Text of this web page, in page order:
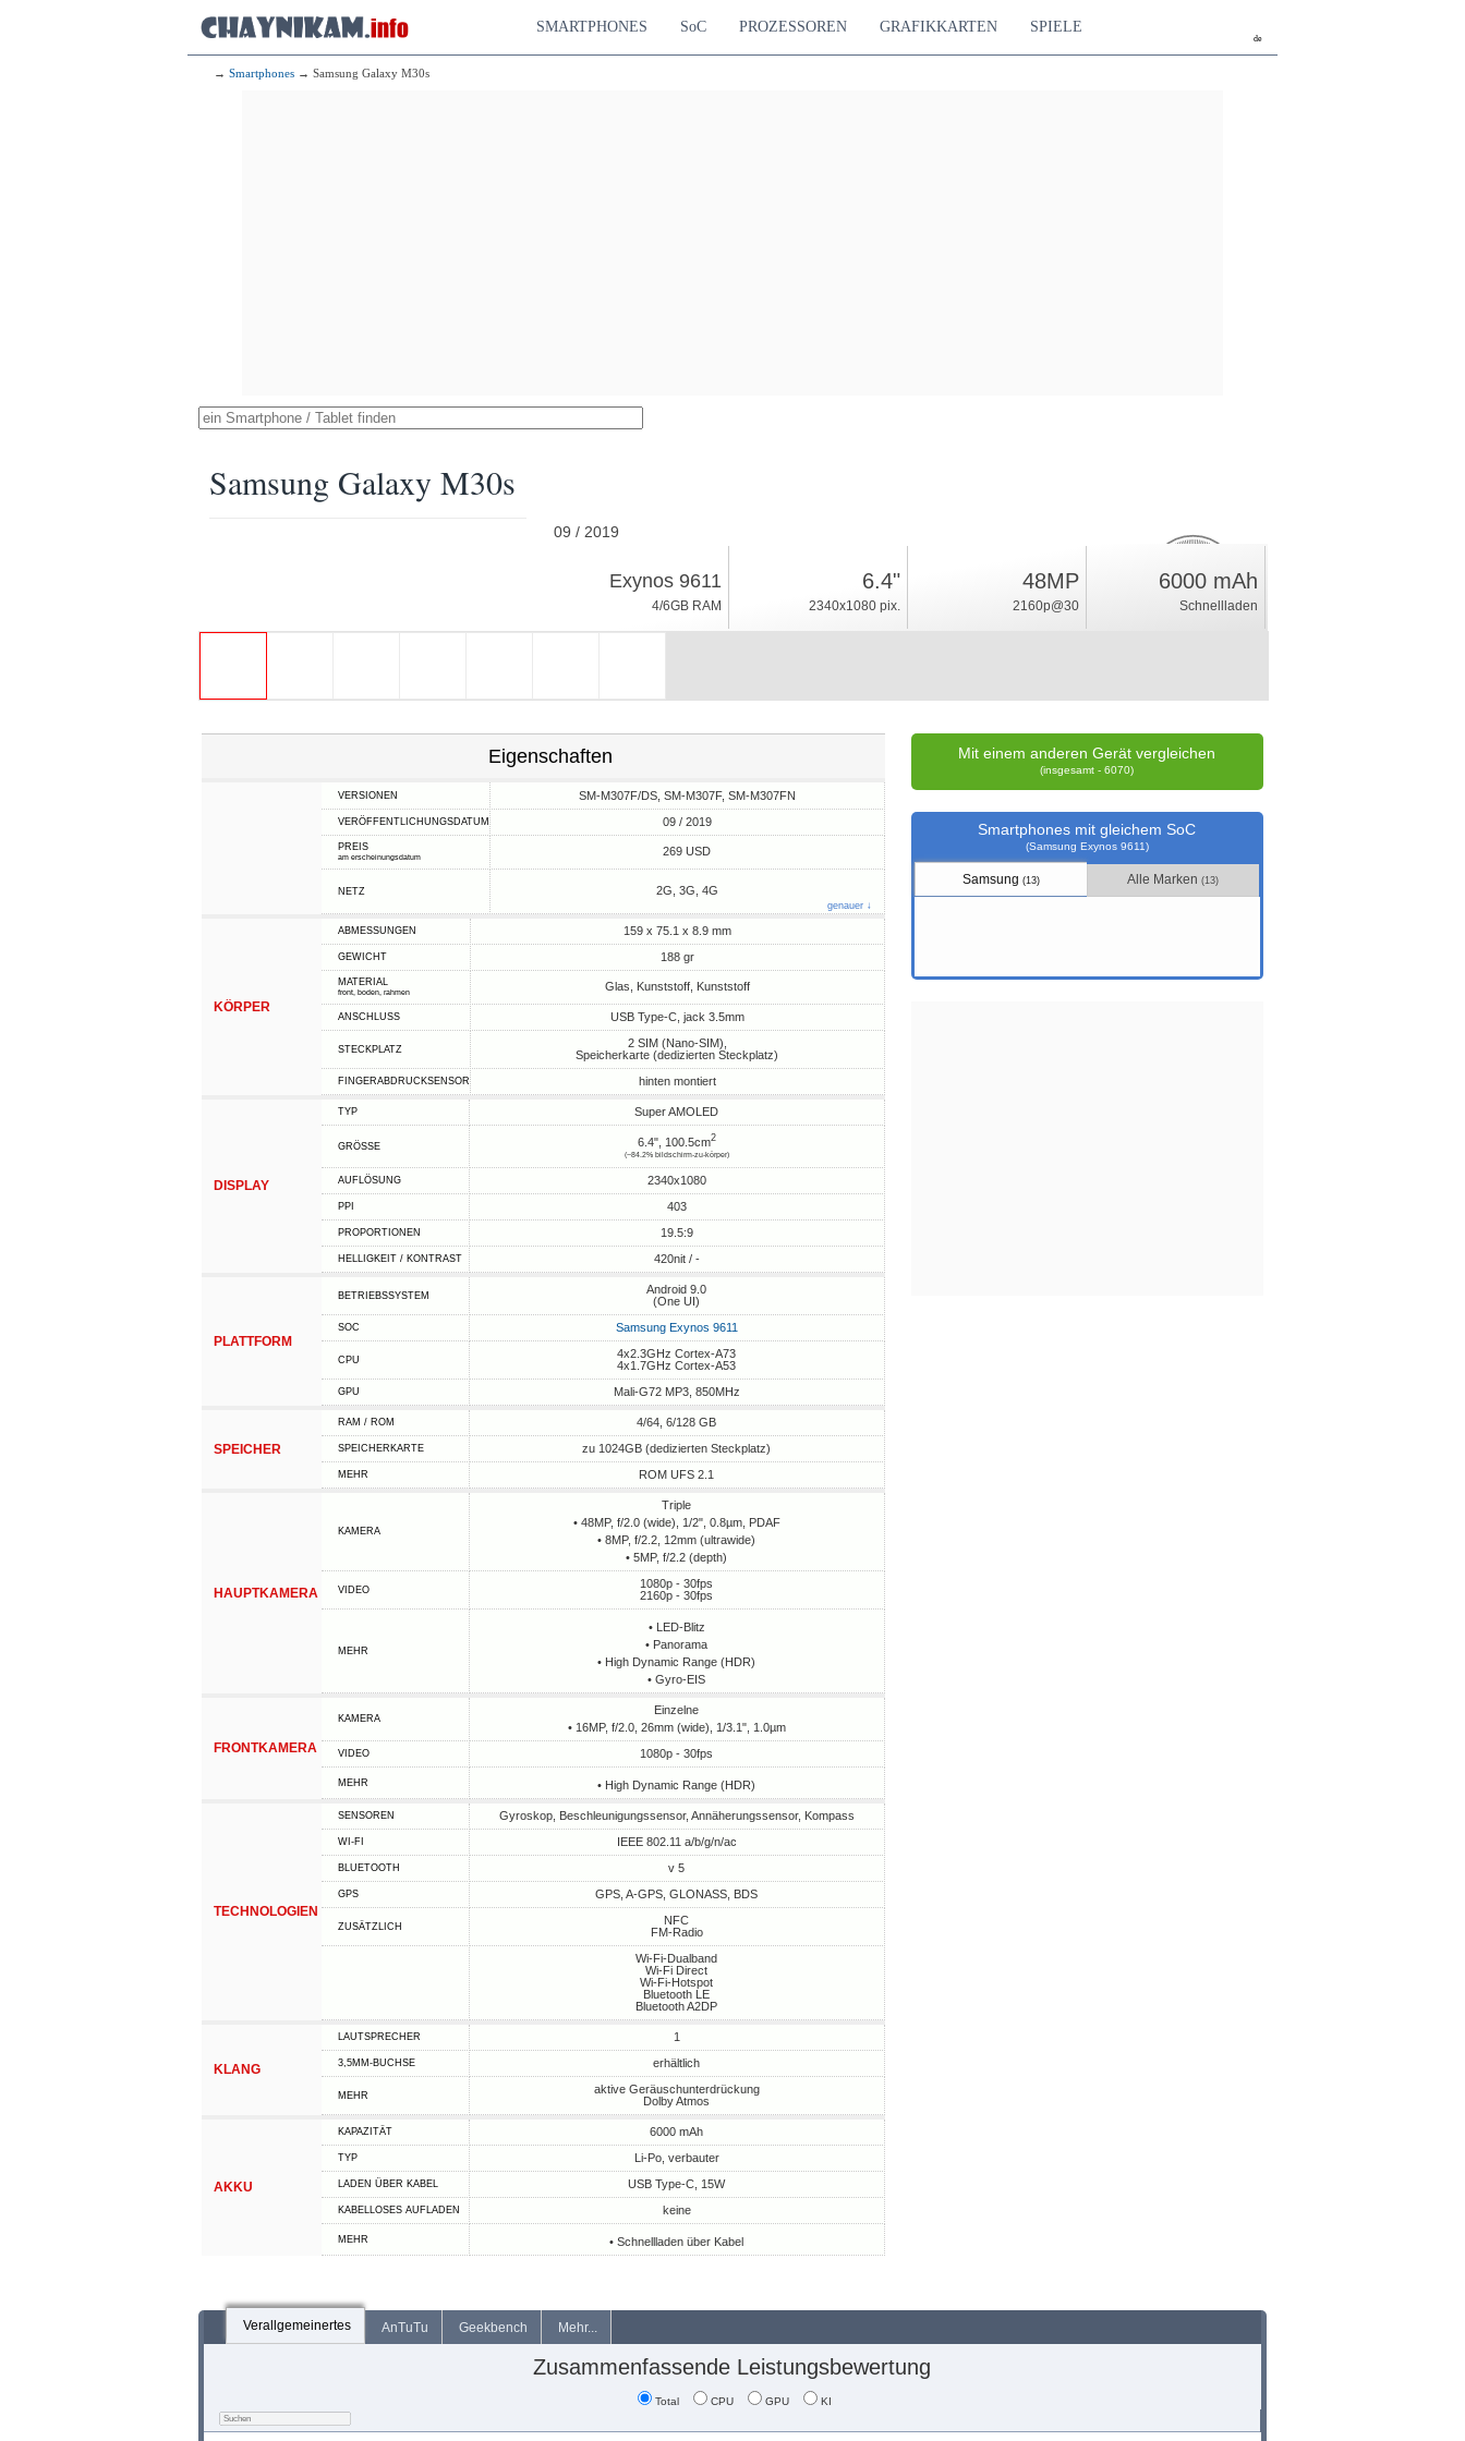
de
SMARTPHONES SoC PROZESSOREN GRAFIKKARTEN SPIELE
→ Smartphones → Samsung Galaxy M30s
Samsung Galaxy M30s
09 / 2019
Android 9.0, One UI
6.7%
Wertung
Exynos 9611
4/6GB RAM
6.4"
2340x1080 pix.
48MP
2160p@30
6000 mAh
Schnellladen
Eigenschaften
VERSIONEN SM-M307F/DS, SM-M307F, SM-M307FN
VERÖFFENTLICHUNGSDATUM 09 / 2019
PREIS
am erscheinungsdatum 269 USD
NETZ 2G, 3G, 4G
genauer ↓
KÖRPER
ABMESSUNGEN 159 x 75.1 x 8.9 mm
GEWICHT 188 gr
MATERIAL
front, boden, rahmen Glas, Kunststoff, Kunststoff
ANSCHLUSS USB Type-C, jack 3.5mm
STECKPLATZ
2 SIM (Nano-SIM),
Speicherkarte (dedizierten Steckplatz)
FINGERABDRUCKSENSOR hinten montiert
DISPLAY
TYP Super AMOLED
GRÖSSE 6.4", 100.5cm2
(~84.2% bildschirm-zu-körper)
AUFLÖSUNG 2340x1080
PPI 403
PROPORTIONEN 19.5:9
HELLIGKEIT / KONTRAST 420nit / -
PLATTFORM
BETRIEBSSYSTEM
Android 9.0
(One UI)
SOC Samsung Exynos 9611
CPU
4x2.3GHz Cortex-A73
4x1.7GHz Cortex-A53
GPU Mali-G72 MP3, 850MHz
SPEICHER
RAM / ROM 4/64, 6/128 GB
SPEICHERKARTE zu 1024GB (dedizierten Steckplatz)
MEHR ROM UFS 2.1
HAUPTKAMERA
KAMERA
Triple
• 48MP, f/2.0 (wide), 1/2", 0.8µm, PDAF
• 8MP, f/2.2, 12mm (ultrawide)
• 5MP, f/2.2 (depth)
VIDEO
1080p - 30fps
2160p - 30fps
MEHR
• LED-Blitz
• Panorama
• High Dynamic Range (HDR)
• Gyro-EIS
FRONTKAMERA
KAMERA
Einzelne
• 16MP, f/2.0, 26mm (wide), 1/3.1", 1.0µm
VIDEO 1080p - 30fps
MEHR • High Dynamic Range (HDR)
TECHNOLOGIEN
SENSOREN Gyroskop, Beschleunigungssensor, Annäherungssensor, Kompass
WI-FI IEEE 802.11 a/b/g/n/ac
BLUETOOTH v 5
GPS GPS, A-GPS, GLONASS, BDS
ZUSÄTZLICH
NFC
FM-Radio
Wi-Fi-Dualband
Wi-Fi Direct
Wi-Fi-Hotspot
Bluetooth LE
Bluetooth A2DP
KLANG
LAUTSPRECHER 1
3,5MM-BUCHSE erhältlich
MEHR
aktive Geräuschunterdrückung
Dolby Atmos
AKKU
KAPAZITÄT 6000 mAh
TYP Li-Po, verbauter
LADEN ÜBER KABEL USB Type-C, 15W
KABELLOSES AUFLADEN keine
MEHR • Schnellladen über Kabel
Mit einem anderen Gerät vergleichen
(insgesamt - 6070)
Smartphones mit gleichem SoC
(Samsung Exynos 9611)
Samsung (13) Alle Marken(13)
Verallgemeinertes AnTuTu Geekbench Mehr...
Zusammenfassende Leistungsbewertung
Total CPU GPU KI